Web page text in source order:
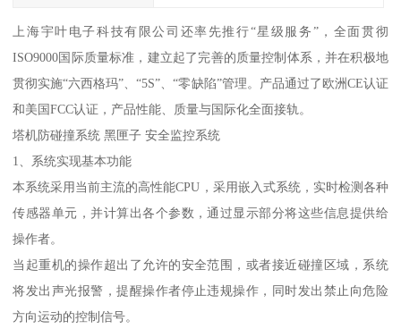
上海宇叶电子科技有限公司还率先推行“星级服务”，全面贯彻
ISO9000国际质量标准，建立起了完善的质量控制体系，并在积极地
贯彻实施“六西格玛”、“5S”、“零缺陷”管理。产品通过了欧洲CE认证
和美国FCC认证，产品性能、质量与国际化全面接轨。
塔机防碰撞系统 黑匣子 安全监控系统
1、系统实现基本功能
本系统采用当前主流的高性能CPU，采用嵌入式系统，实时检测各种
传感器单元，并计算出各个参数，通过显示部分将这些信息提供给
操作者。
当起重机的操作超出了允许的安全范围，或者接近碰撞区域，系统
将发出声光报警，提醒操作者停止违规操作，同时发出禁止向危险
方向运动的控制信号。